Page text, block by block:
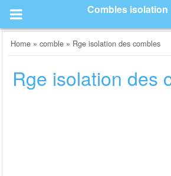
content
Combles isolation
Home »comble » Rge isolation des combles
Rge isolation des